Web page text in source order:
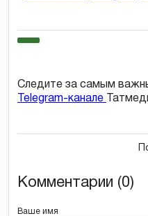
Следите за самым
Telegram-канале
Комментарии (0)
Ваше имя